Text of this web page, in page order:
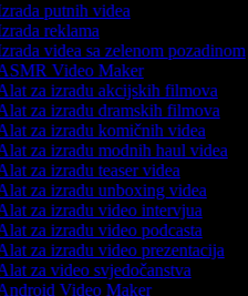
putnih videa
reklama
videa sa zelenom pozadinom
Video Maker
za izradu akcijskih filmova
za izradu dramskih filmova
za izradu komičnih videa
za izradu modnih haul videa
za izradu teaser videa
za izradu unboxing videa
za izradu video intervjua
za izradu video podcasta
za izradu video prezentacija
za video svjedočanstva
Video Maker